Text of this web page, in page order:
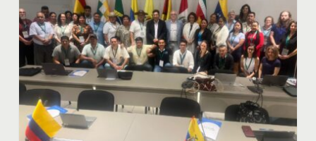
Segundo
Encontro
Regional
Amazônico
para
Construção
da
Plataforma